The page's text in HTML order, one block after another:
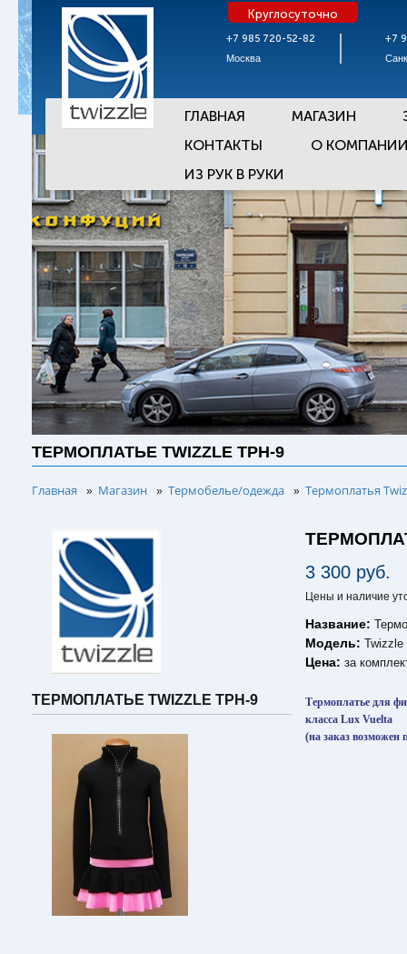
+7 985 720-52-82
Москва
Круглосуточно
+7
ГЛАВНАЯ МАГАЗИН
КОНТАКТЫ
О
ИЗ РУК В РУКИ
ТЕРМОПЛАТЬЕ TWIZZLE TPН-9
Главная » Магазин » Термобелье/одежда » Термоплатья
ТЕРМОПЛАТЬЕ TWIZZLE TPН-9
3 300 руб.
Цены и наличие
Название:
Модель:
Цена:за
Термоплатье для
класса Lux Vuelta
(на заказ возможен